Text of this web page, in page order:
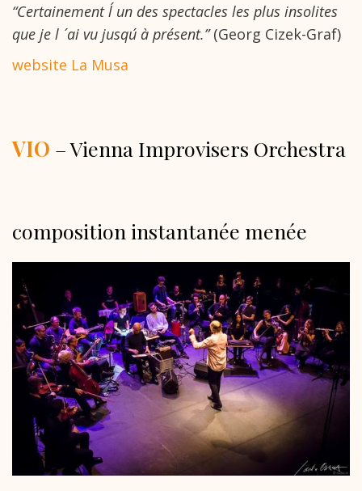
“Certainement l´ un des spectacles les plus insolites
que je l ´ ai vu jusqu´ à présent.”(Georg Cizek-Graf)
website La Musa
VIO – Vienna Improvisers Orchestra
composition instantanée menée